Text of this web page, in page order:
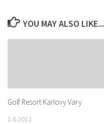
YOU MAY ALSO LIKE...
Golf Resort Karlovy Vary
1.6.2012